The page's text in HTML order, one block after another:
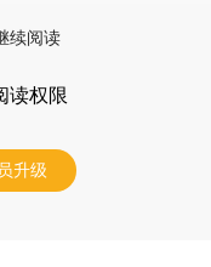
续阅读
读权限
升级